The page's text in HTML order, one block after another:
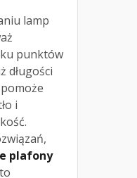
lamp
punktów
długości
i
plafony